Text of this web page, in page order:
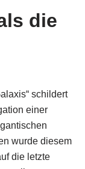
die
schildert
einer
wurde diesem
die letzte